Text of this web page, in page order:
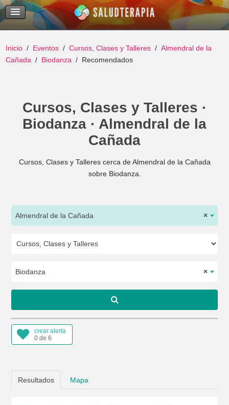
Temas Recientes
Buscar
Inicio Eventos Cursos, Clases y Talleres
Almendral de la
Cañada
Biodanza Recomendados
Cursos, Clases y Talleres ·
Biodanza · Almendral de la
Cañada
Cursos, Clases y Talleres cerca de Almendral de la Cañada
sobre Biodanza.
×
Almendral de la Cañada
×
Biodanza
crear alerta
0 de 6
Resultados Mapa